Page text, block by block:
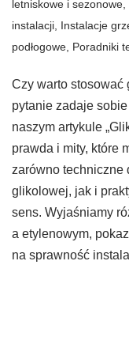
letniskowe i sezonowe
instalacji Instalacje
podłogowe Poradniki
Czy warto stosować
pytanie zadaje
naszym artykule
prawda i mity, które
zarówno techniczne
glikolowej, jak i
sens. Wyjaśniamy
a etylenowym,
na sprawność